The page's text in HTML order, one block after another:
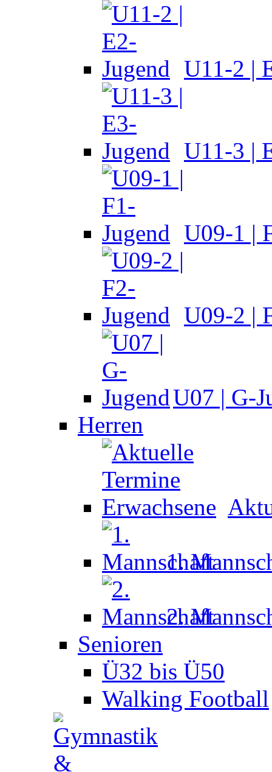
U11-2 |
U11-3 |
U09-1 |
U09-2 |
U07 | G-
Herren
1.
2.
Senioren
Ü32 bis Ü50
Walking Football